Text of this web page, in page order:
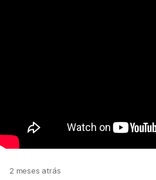
2 meses atrás